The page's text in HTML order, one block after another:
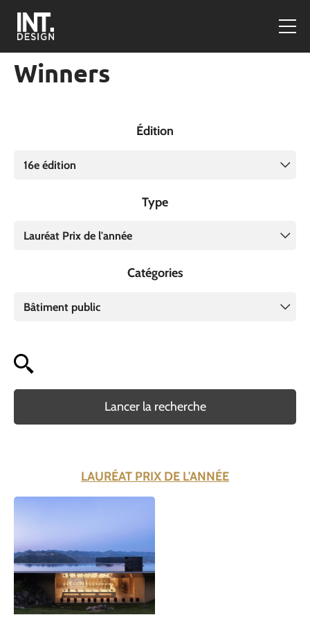
Winners
Édition
16e édition
Type
Lauréat Prix de l'année
Catégories
Bâtiment public
Lancer la recherche
LAURÉAT PRIX DE L'ANNÉE